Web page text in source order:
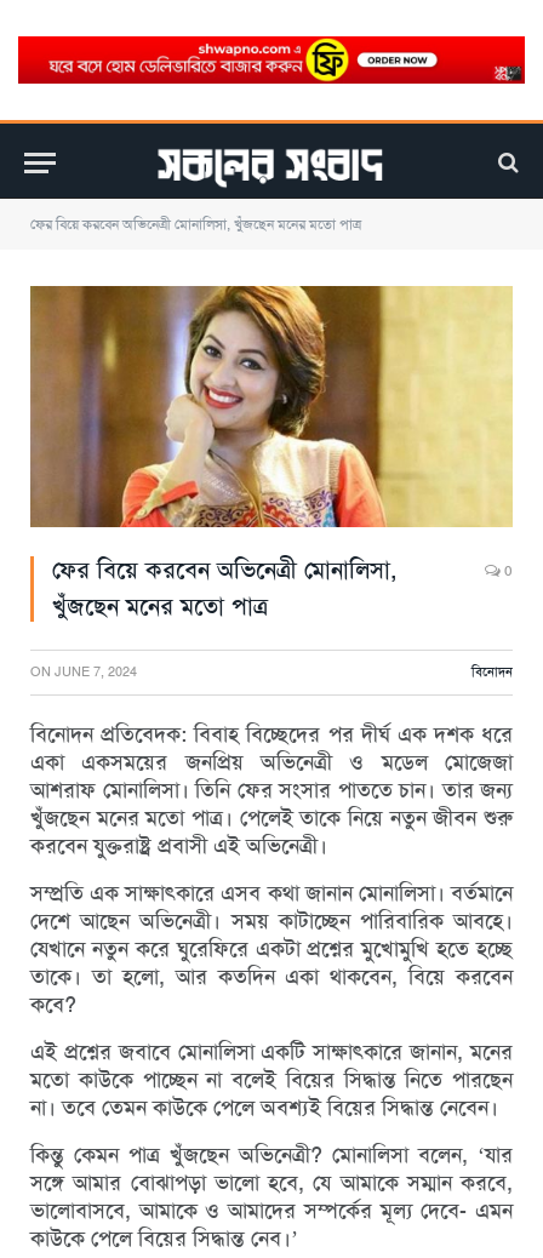
ফের বিয়ে করবেন অভিনেত্রী মোনালিসা, খুঁজছেন মনের মতো পাত্র
ফের বিয়ে করবেন অভিনেত্রী মোনালিসা,
খুঁজছেন মনের মতো পাত্র
0
ON JUNE 7, 2024 বিনোদন
বিনোদন প্রতিবেদক: বিবাহ বিচ্ছেদের পর দীর্ঘ এক দশক ধরে
একা একসময়ের জনপ্রিয় অভিনেত্রী ও মডেল মোজেজা
আশরাফ মোনালিসা। তিনি ফের সংসার পাততে চান। তার জন্য
খুঁজছেন মনের মতো পাত্র। পেলেই তাকে নিয়ে নতুন জীবন শুরু
করবেন যুক্তরাষ্ট্র প্রবাসী এই অভিনেত্রী।
সম্প্রতি এক সাক্ষাৎকারে এসব কথা জানান মোনালিসা। বর্তমানে
দেশে আছেন অভিনেত্রী। সময় কাটাচ্ছেন পারিবারিক আবহে।
যেখানে নতুন করে ঘুরেফিরে একটা প্রশ্নের মুখোমুখি হতে হচ্ছে
তাকে। তা হলো, আর কতদিন একা থাকবেন, বিয়ে করবেন
কবে?
এই প্রশ্নের জবাবে মোনালিসা একটি সাক্ষাৎকারে জানান, মনের
মতো কাউকে পাচ্ছেন না বলেই বিয়ের সিদ্ধান্ত নিতে পারছেন
না। তবে তেমন কাউকে পেলে অবশ্যই বিয়ের সিদ্ধান্ত নেবেন।
কিন্তু কেমন পাত্র খুঁজছেন অভিনেত্রী? মোনালিসা বলেন, ‘যার
সঙ্গে আমার বোঝাপড়া ভালো হবে, যে আমাকে সম্মান করবে,
ভালোবাসবে, আমাকে ও আমাদের সম্পর্কের মূল্য দেবে- এমন
কাউকে পেলে বিয়ের সিদ্ধান্ত নেব।’